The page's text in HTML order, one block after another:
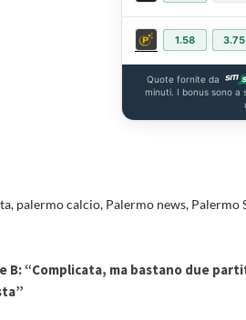
1.58 3.75
Quote fornite da
minuti. I bonus sono a
, palermo calcio, Palermo news, Palermo
B: “Complicata, ma bastano due